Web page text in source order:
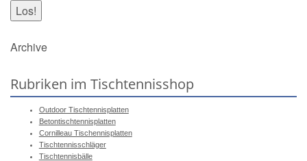
Archive
Rubriken im Tischtennisshop
Outdoor Tischtennisplatten
Betontischtennisplatten
Cornilleau Tischennisplatten
Tischtennisschläger
Tischtennisbälle